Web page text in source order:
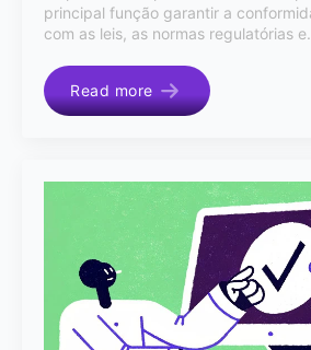
principal função garantir a
com as leis, as normas regulatórias
Read more